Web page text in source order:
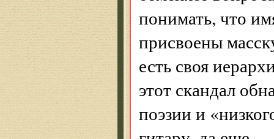
понимать, что
присвоены
есть своя
этот скандал
поэзии и